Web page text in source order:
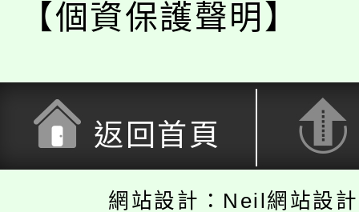
【個資保護聲明】
返回首頁
網站設計：Neil網站設